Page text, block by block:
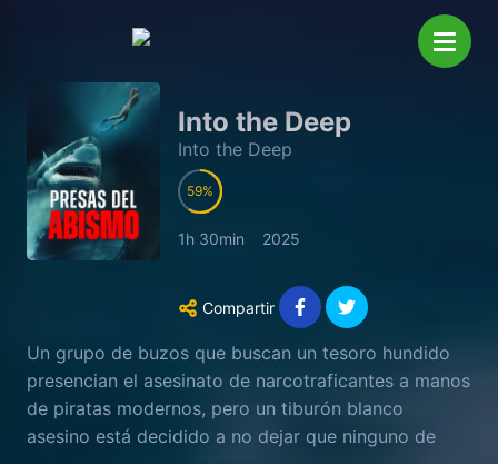
Into the Deep
Into the Deep
59
1h 30min 2025
Compartir
Un grupo de buzos que buscan un tesoro hundido
presencian el asesinato de narcotraficantes a manos
de piratas modernos, pero un tiburón blanco
asesino está decidido a no dejar que ninguno de